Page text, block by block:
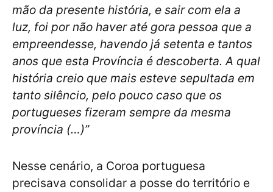
mão da presente história, e sair com ela a
luz, foi por não haver até gora pessoa que a
empreendesse, havendo já setenta e tantos
anos que esta Província é descoberta. A qual
história creio que mais esteve sepultada em
tanto silêncio, pelo pouco caso que os
portugueses fizeram sempre da mesma
província (…)”
Nesse cenário, a Coroa portuguesa
precisava consolidar a posse do território e